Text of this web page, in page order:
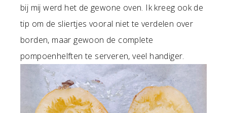
bij mij werd het de gewone oven. Ik kreeg ook de
tip om de sliertjes vooral niet te verdelen over
borden, maar gewoon de complete
pompoenhelften te serveren, veel handiger.